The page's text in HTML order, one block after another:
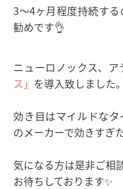
3〜4ヶ月程度持続す
勧めです👌
ニューロノックス、
ス」 を導入致しました。
効き目はマイルドな
のメーカーで効きすぎ
気になる方は是非ご相
お待ちしております✨